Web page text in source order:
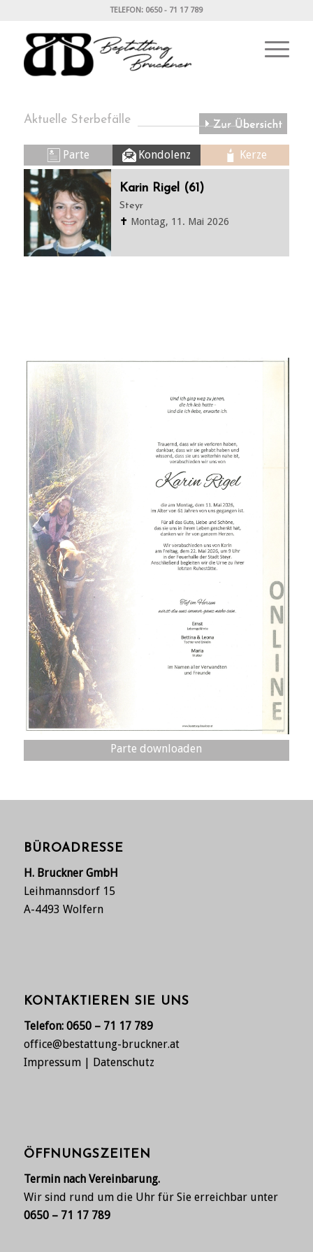
TELEFON: 0650 - 71 17 789
Aktuelle Sterbefälle
Parte Kondolenz Kerze
Karin Rigel (61)
Steyr
✝ Montag, 11. Mai 2026
Parte downloaden
BÜROADRESSE
H. Bruckner GmbH
Leihmannsdorf 15
A-4493 Wolfern
KONTAKTIEREN SIE UNS
Telefon: 0650 – 71 17 789
office@bestattung-bruckner.at
Impressum| Datenschutz
ÖFFNUNGSZEITEN
Termin nach Vereinbarung.
Wir sind rund um die Uhr für Sie erreichbar unter
0650 – 71 17 789